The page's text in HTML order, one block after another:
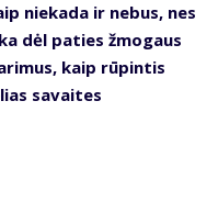
niekada ir nebus, nes
dėl paties žmogaus
kaip rūpintis
savaites